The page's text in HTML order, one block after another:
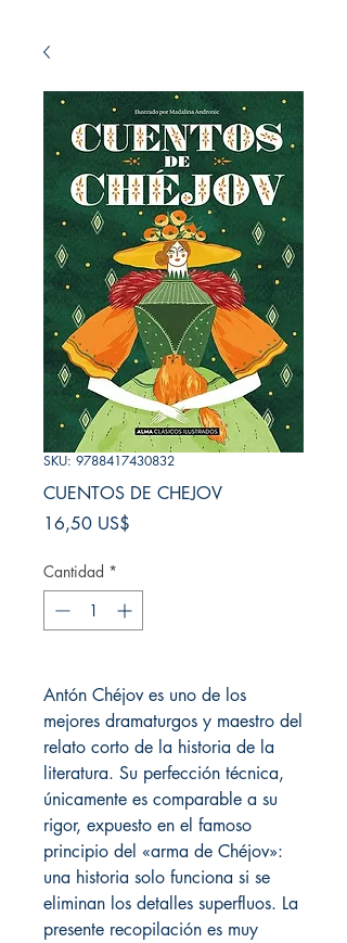
SKU: 9788417430832
CUENTOS DE CHEJOV
16,50 US$
Cantidad *
Antón Chéjov es uno de los
mejores dramaturgos y maestro del
relato corto de la historia de la
literatura. Su perfección técnica,
únicamente es comparable a su
rigor, expuesto en el famoso
principio del «arma de Chéjov»:
una historia solo funciona si se
eliminan los detalles superfluos. La
presente recopilación es muy